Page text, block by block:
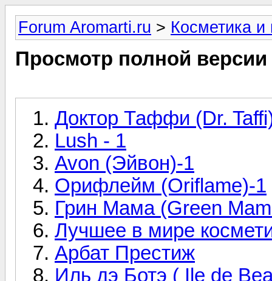
Forum Aromarti.ru > Косметика
Просмотр полной
Доктор Таффи (Dr.
Lush - 1
Avon (Эйвон)-1
Орифлейм (Oriflame)-1
Грин Мама (Green
Лучшее в мире
Арбат Престиж
Иль дэ Ботэ ( Ile de